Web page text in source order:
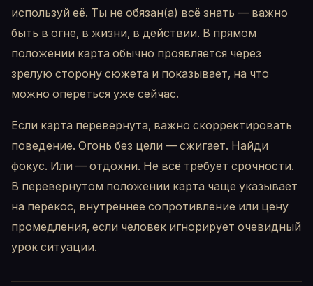
используй её. Ты не обязан(а) всё знать — важно
быть в огне, в жизни, в действии. В прямом
положении карта обычно проявляется через
зрелую сторону сюжета и показывает, на что
можно опереться уже сейчас.
Если карта перевернута, важно скорректировать
поведение. Огонь без цели — сжигает. Найди
фокус. Или — отдохни. Не всё требует срочности.
В перевернутом положении карта чаще указывает
на перекос, внутреннее сопротивление или цену
промедления, если человек игнорирует очевидный
урок ситуации.